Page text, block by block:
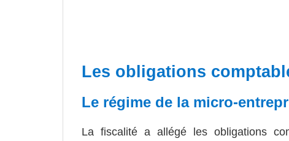
Les obligations
Le régime de la micro-
La fiscalité a allégé les obligations